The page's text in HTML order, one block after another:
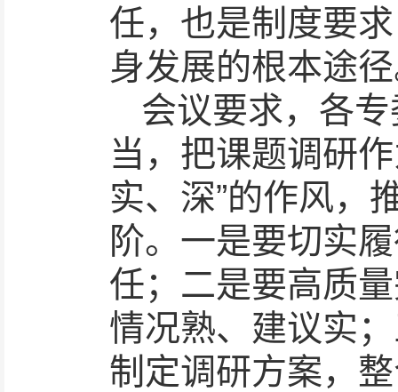
任，也是制度要
身发展的根本途
会议要求，各
当，把课题调研
实、深”的作风，
阶。一是要切实
任；二是要高质
情况熟、建议实
制定调研方案，